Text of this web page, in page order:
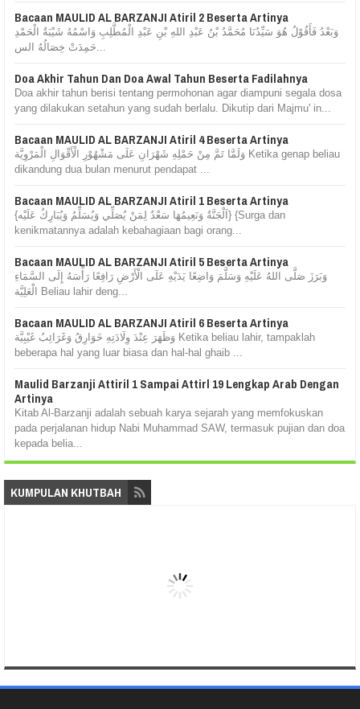
Bacaan MAULID AL BARZANJI Atiril 2 Beserta Artinya
وَبَعْدُ فَأَقُوْلُ هُوَ سَيِّدُنَا مُحَمَّدُ بْنُ عَبْدِ اللهِ بْنِ عَبْدِ الْمُطَّلِبِ وَاسْمُهُ شَيْبَةُ الْحَمْدِ
Doa Akhir Tahun Dan Doa Awal Tahun Beserta Fadilahnya
Doa akhir tahun berisi tentang permohonan agar diampuni segala dosa
yang dilakukan setahun yang sudah berlalu. Dikutip dari Majmu' in...
Bacaan MAULID AL BARZANJI Atiril 4 Beserta Artinya
وَلَمَّا تَمَّ مِنْ حَمْلِهِ شَهْرَانِ عَلَى مَشْهُوْرِ الْأَقْوَالِ الْمَرْوِيَّة Ketika genap beliau
dikandung dua bulan menurut pendapat ...
Bacaan MAULID AL BARZANJI Atiril 1 Beserta Artinya
{اَلْجَنَّةُ وَنَعِيمُهَا سَعْدٌ لِمَنْ يُصَلِّي وَيُسَلِّمُ وَيُبَارِكُ عَلَيْه} {Surga dan
kenikmatannya adalah kebahagiaan bagi orang...
Bacaan MAULID AL BARZANJI Atiril 5 Beserta Artinya
وَبَرَزَ صَلَّى اللهُ عَلَيْهِ وَسَلَّمَ وَاضِعًا يَدَيْهِ عَلَى الْأَرْضِ رَافِعًا رَأْسَهُ إِلَى السَّمَاءِ
الْعَلِيَّة Beliau lahir deng...
Bacaan MAULID AL BARZANJI Atiril 6 Beserta Artinya
وَظَهَرَ عِنْدَ وِلَادَتِهِ خَوَارِقُ وَغَرَائِبُ غَيْبِيَّة Ketika beliau lahir, tampaklah
beberapa hal yang luar biasa dan hal-hal ghaib ...
Maulid Barzanji Attiril 1 Sampai Attirl 19 Lengkap Arab Dengan
Artinya
Kitab Al-Barzanji adalah sebuah karya sejarah yang memfokuskan
pada perjalanan hidup Nabi Muhammad SAW, termasuk pujian dan doa
kepada belia...
KUMPULAN KHUTBAH